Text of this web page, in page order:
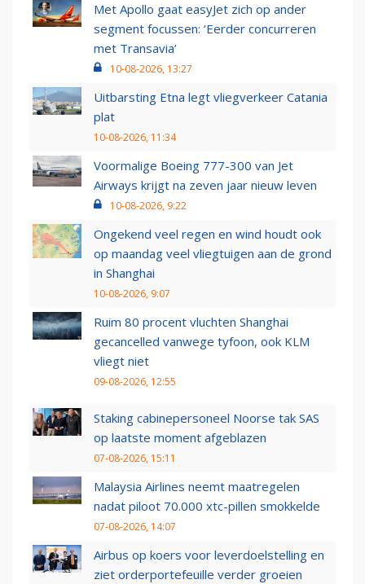
Met Apollo gaat easyJet zich op ander
segment focussen: ‘Eerder concurreren
met Transavia’
10-08-2026, 13:27
Uitbarsting Etna legt vliegverkeer Catania
plat
10-08-2026, 11:34
Voormalige Boeing 777-300 van Jet
Airways krijgt na zeven jaar nieuw leven
10-08-2026, 9:22
Ongekend veel regen en wind houdt ook
op maandag veel vliegtuigen aan de grond
in Shanghai
10-08-2026, 9:07
Ruim 80 procent vluchten Shanghai
gecancelled vanwege tyfoon, ook KLM
vliegt niet
09-08-2026, 12:55
Staking cabinepersoneel Noorse tak SAS
op laatste moment afgeblazen
07-08-2026, 15:11
Malaysia Airlines neemt maatregelen
nadat piloot 70.000 xtc-pillen smokkelde
07-08-2026, 14:07
Airbus op koers voor leverdoelstelling en
ziet orderportefeuille verder groeien